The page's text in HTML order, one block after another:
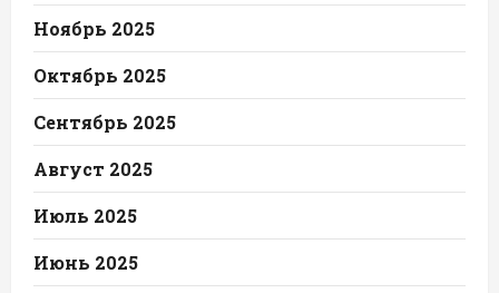
Ноябрь 2025
Октябрь 2025
Сентябрь 2025
Август 2025
Июль 2025
Июнь 2025